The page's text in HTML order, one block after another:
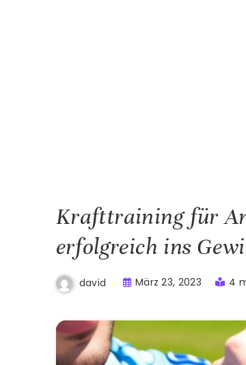
Krafttraining für
erfolgreich ins
david März 23, 2023 4